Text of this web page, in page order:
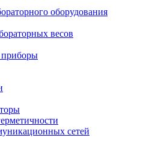
оборудования
весов
сетей